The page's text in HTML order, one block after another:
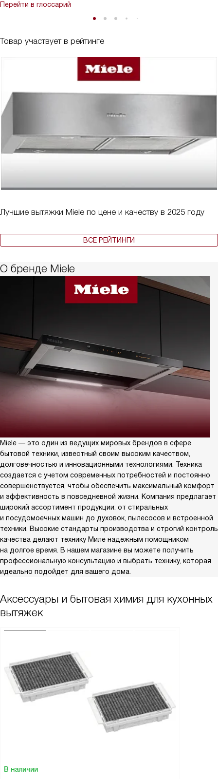
Товар участвует в рейтинге
Лучшие вытяжки Miele по цене и качеству в 2025 году
ВСЕ РЕЙТИНГИ
Перейти в глоссарий
О бренде Miele
Miele — это один из ведущих мировых брендов в сфере
бытовой техники, известный своим высоким качеством,
долговечностью и инновационными технологиями. Техника
создается с учетом современных потребностей и постоянно
совершенствуется, чтобы обеспечить максимальный комфорт
и эффективность в повседневной жизни. Компания предлагает
широкий ассортимент продукции: от стиральных
и посудомоечных машин до духовок, пылесосов и встроенной
техники. Высокие стандарты производства и строгий контроль
качества делают технику Миле надежным помощником
на долгое время. В нашем магазине вы можете получить
профессиональную консультацию и выбрать технику, которая
идеально подойдет для вашего дома.
Аксессуары и бытовая химия для кухонных
вытяжек
В наличии